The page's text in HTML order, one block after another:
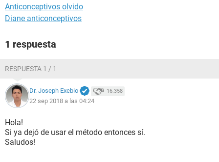
Anticonceptivos olvido
Diane anticonceptivos
1 respuesta
RESPUESTA 1 / 1
Dr. Joseph Exebio 16.358
22 sep 2018 a las 04:24
Hola!
Si ya dejó de usar el método entonces sí.
Saludos!